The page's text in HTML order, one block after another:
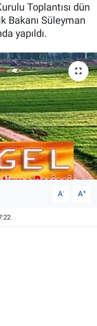
Toplantısı dün
Bakanı Süleyman
yapıldı.
A- A+